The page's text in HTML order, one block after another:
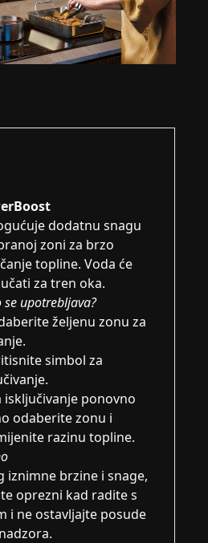
dodatnu snagu
zoni za brzo
topline. Voda će
za tren oka.
se upotrebljava?
željenu zonu za
simbol za
isključivanje ponovno
odaberite zonu i
razinu topline.
iznimne brzine i snage,
oprezni kad radite s
i ne ostavljajte posude